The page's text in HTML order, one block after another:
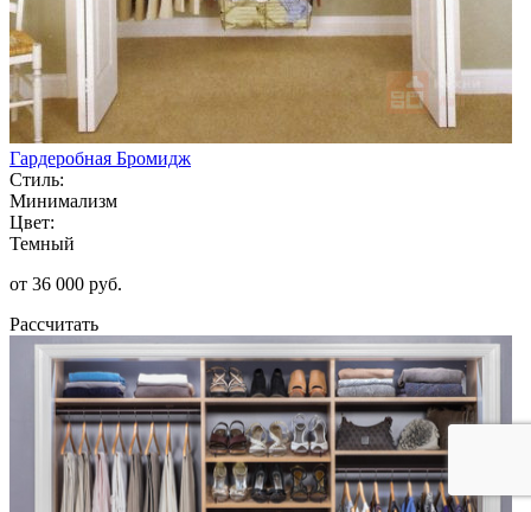
Гардеробная Бромидж
Стиль:
Минимализм
Цвет:
Темный
от 36 000 руб.
Рассчитать